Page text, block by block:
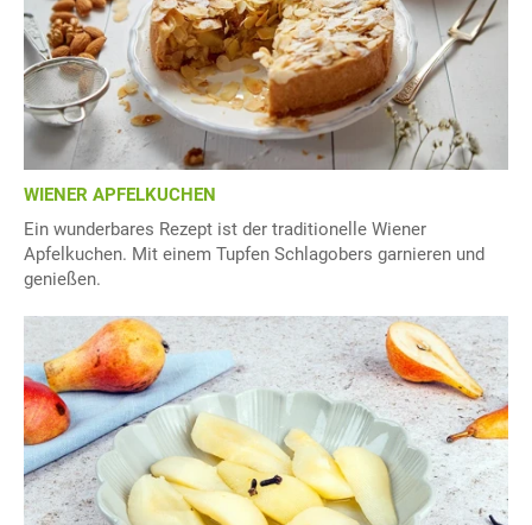
WIENER APFELKUCHEN
Ein wunderbares Rezept ist der traditionelle Wiener
Apfelkuchen. Mit einem Tupfen Schlagobers garnieren und
genießen.